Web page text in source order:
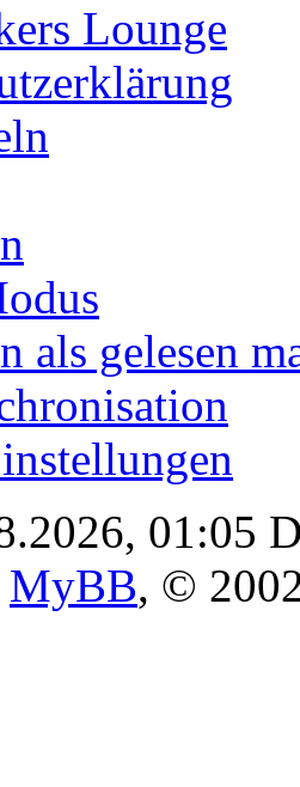
Lounge
als gelesen
01:05
MyBB, ©